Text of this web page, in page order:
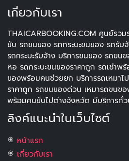
เกี่ยวกับเรา
THAICARBOOKING.COM ศูนย์รว
ขับ รถขนของ รถกระบะขนของ รถรับ
รถกระบะรับจ้าง บริการขนของ รถขน
หอ รถกระบะขนของราคาถูก รถเช่าพ
ของพร้อมคนช่วยยก บริการรถเหมาไ
ราคาถูก รถขนของด่วน เหมารถขนขอ
พร้อมคนขับไปต่างจังหวัด มีบริการทั่ว
ลิงค์แนะนำในเว็บไซต์
หน้าแรก
เกี่ยวกับเรา